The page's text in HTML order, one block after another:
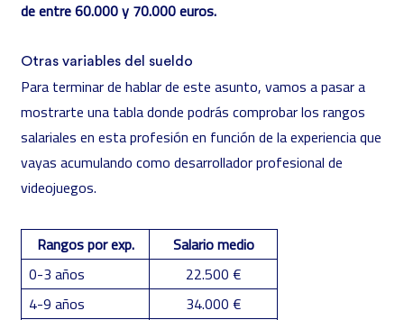
de entre 60.000 y 70.000 euros.
Otras variables del sueldo
Para terminar de hablar de este asunto, vamos a pasar a
mostrarte una tabla donde podrás comprobar los rangos
salariales en esta profesión en función de la experiencia que
vayas acumulando como desarrollador profesional de
videojuegos.
Rangos por exp.
Salario medio
0-3 años
22.500 €
4-9 años
34.000 €